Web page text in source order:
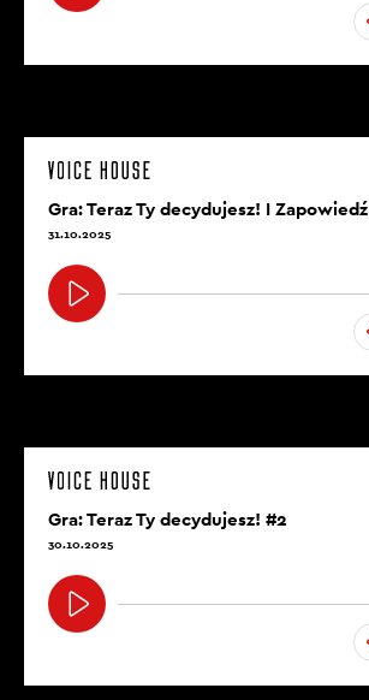
Gra: Teraz Ty decydujesz! I Zapowiedź
31.10.2025
Gra: Teraz Ty decydujesz! #2
30.10.2025